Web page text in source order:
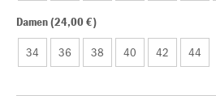
Damen (24,00 €)
34 36 38 40 42 44